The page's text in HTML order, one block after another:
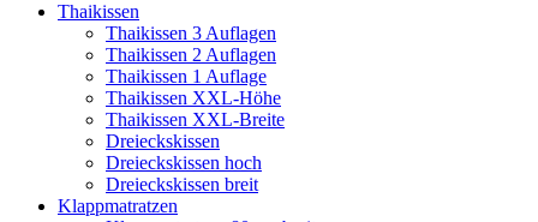
Thaikissen
Thaikissen 3 Auflagen
Thaikissen 2 Auflagen
Thaikissen 1 Auflage
Thaikissen XXL-Höhe
Thaikissen XXL-Breite
Dreieckskissen
Dreieckskissen hoch
Dreieckskissen breit
Klappmatratzen